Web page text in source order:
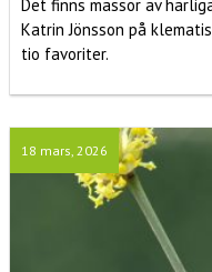
Det finns massor av
Katrin Jönsson på
tio favoriter.
18 mars, 2026